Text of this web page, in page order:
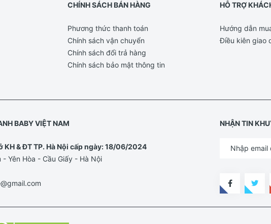
CHÍNH SÁCH BÁN HÀNG
Phương thức thanh toán
Chính sách vận chuyển
Chính sách đổi trả hàng
Chính sách bảo mật thông tin
HỖ TRỢ
Hướng dẫn
Điều kiên giao
BABY VIỆT NAM
KH & ĐT TP. Hà Nội cấp ngày: 18/06/2024
- Yên Hòa - Cầu Giấy - Hà Nội
NHẬN TIN